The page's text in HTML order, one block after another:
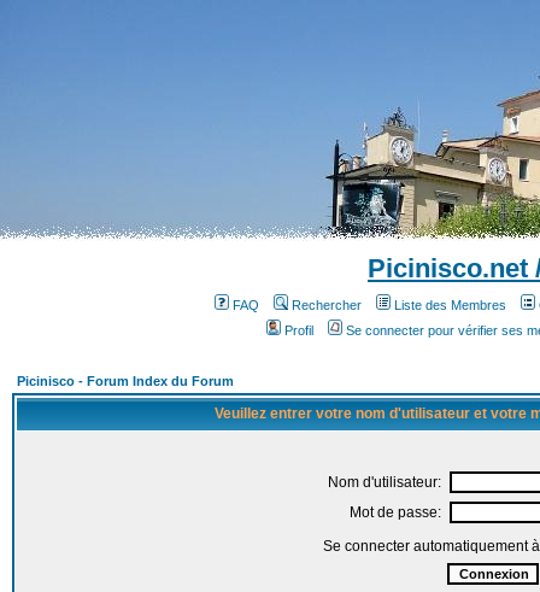
Picinisco.net
FAQ Rechercher Liste des Membres
Profil
Se connecter pour vérifier ses
Picinisco - Forum Index du Forum
Veuillez entrer votre nom d'utilisateur et votre
Nom d'utilisateur:
Mot de passe:
Se connecter automatiquement